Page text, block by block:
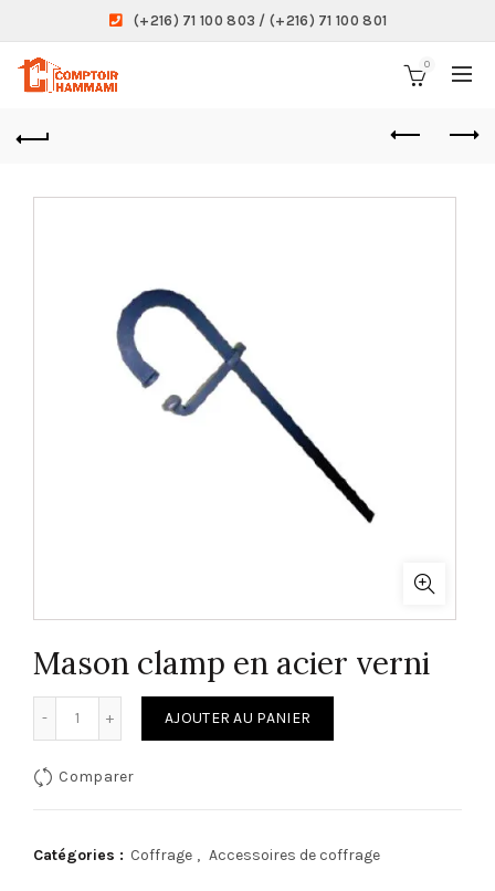
(+216) 71 100 803 / (+216) 71 100 801
0
Mason clamp en acier verni
AJOUTER AU PANIER
Comparer
Catégories : Coffrage , Accessoires de coffrage